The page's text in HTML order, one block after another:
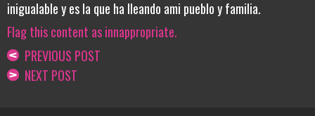
inigualable y es la que ha lleando ami pueblo y familia.
Flag this content as innappropriate.
PREVIOUS POST
NEXT POST